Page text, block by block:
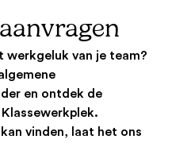
werkgeluk van je team?
en ontdek de
vinden, laat het ons